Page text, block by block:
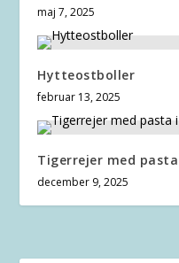
maj 7, 2025
Hytteostboller
februar 13, 2025
Tigerrejer med
december 9, 2025